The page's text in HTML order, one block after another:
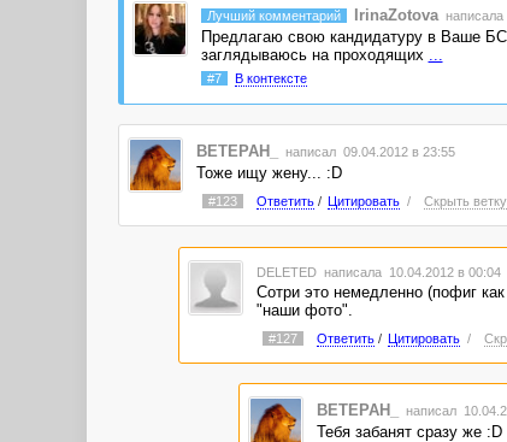
Лучший комментарий IrinaZotova
Предлагаю свою кандидатуру в Ваше
заглядываюсь на проходящих
#7 В контексте
BETEPAH_ написал 09.04.2012 в 23:55
Тоже ищу жену... :D
#123 Ответить/ Цитировать / Скрыть ветку
DELETED написала 10.04.2012 в 00:04
Сотри это немедленно (пофиг
"наши фото".
#127 Ответить/ Цитировать /
BETEPAH_ написал
Тебя забанят сразу же :D